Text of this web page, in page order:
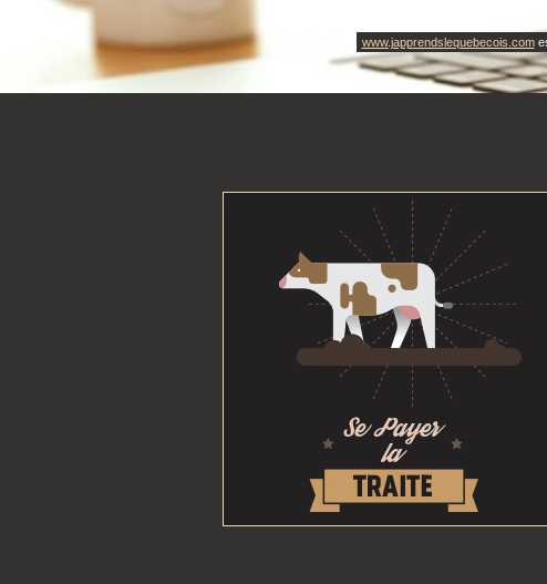
www.japprendslequebecois.com